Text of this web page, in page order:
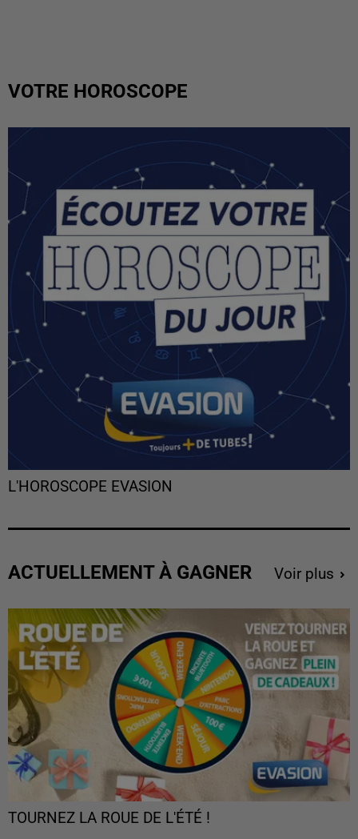
VOTRE HOROSCOPE
L'HOROSCOPE EVASION
ACTUELLEMENT À GAGNER Voir plus
TOURNEZ LA ROUE DE L'ÉTÉ !